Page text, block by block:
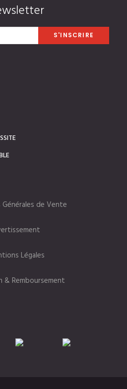
de Vente
Légales
& Remboursement